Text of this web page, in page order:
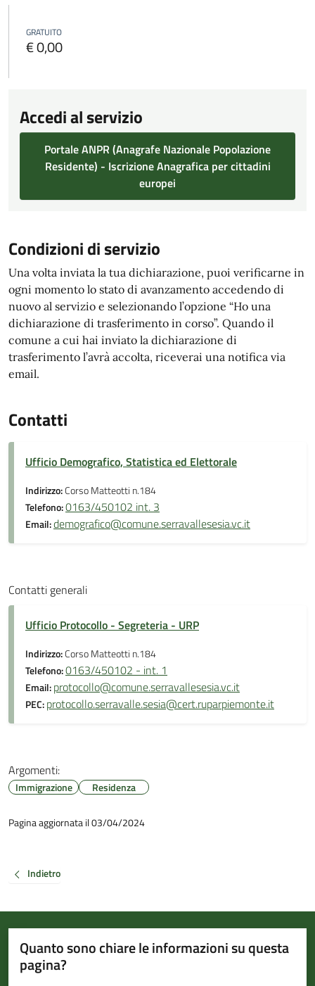
GRATUITO
€ 0,00
Accedi al servizio
Portale ANPR (Anagrafe Nazionale Popolazione
Residente) - Iscrizione Anagrafica per cittadini
europei
Condizioni di servizio
Una volta inviata la tua dichiarazione, puoi verificarne in
ogni momento lo stato di avanzamento accedendo di
nuovo al servizio e selezionando l’opzione “Ho una
dichiarazione di trasferimento in corso”. Quando il
comune a cui hai inviato la dichiarazione di
trasferimento l’avrà accolta, riceverai una notifica via
email.
Contatti
Ufficio Demografico, Statistica ed Elettorale
Indirizzo:Corso Matteotti n.184
Telefono:0163/450102 int. 3
Email:demografico@comune.serravallesesia.vc.it
Contatti generali
Ufficio Protocollo - Segreteria - URP
Indirizzo:Corso Matteotti n.184
Telefono:0163/450102 - int. 1
Email:protocollo@comune.serravallesesia.vc.it
PEC:protocollo.serravalle.sesia@cert.ruparpiemonte.it
Argomenti:
Immigrazione Residenza
Pagina aggiornata il 03/04/2024
Indietro
Quanto sono chiare le informazioni su questa
pagina?